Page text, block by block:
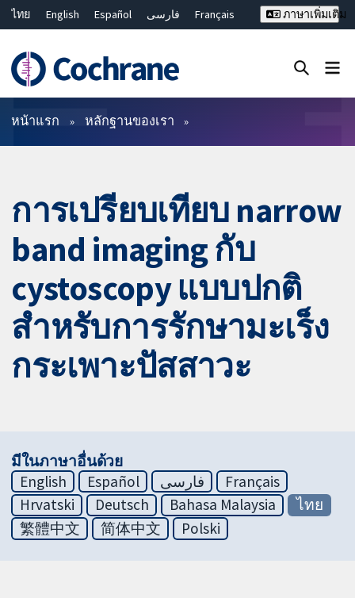
ไทย English Español فارسی
Français
Bahasa Malaysia
繁體中文 简体中文
ภาษาเพิ่มเติม
ตัวกรอง
หน้าแรก หลักฐานของเรา
การเปรียบเทียบ narrow
band imaging กับ
cystoscopy แบบปกติ
สำหรับการรักษามะเร็ง
กระเพาะปัสสาวะ
มีในภาษาอื่นด้วย
English
Español فارسی
Français
Hrvatski
Deutsch Bahasa Malaysia
ไทย
繁體中文
简体中文 Polski